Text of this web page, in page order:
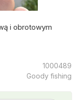
i obrotowym
1000489
Goody fishing